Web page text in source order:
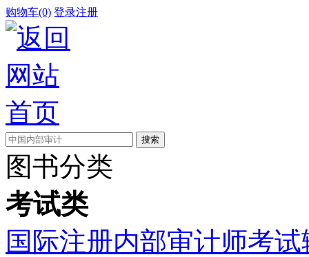
购物车(0) 登录注册
图书分类
考试类
国际注册内部审计师考